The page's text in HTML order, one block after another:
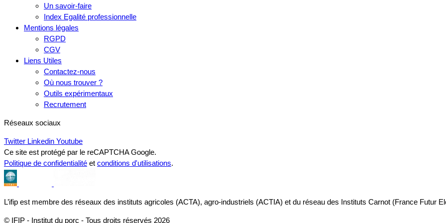
Un savoir-faire
Index Egalité professionnelle
Mentions légales
RGPD
CGV
Liens Utiles
Contactez-nous
Où nous trouver ?
Outils expérimentaux
Recrutement
Réseaux sociaux
Twitter Linkedin Youtube
Ce site est protégé par le reCAPTCHA Google.
Politique de confidentialité et conditions d'utilisations.
L’ifip est membre des réseaux des instituts agricoles (ACTA), agro-industriels (ACTIA) et du réseau des Instituts Carnot (France Futur
© IFIP - Institut du porc - Tous droits réservés 2026